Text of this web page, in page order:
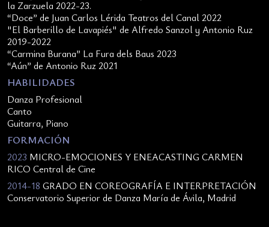
la Zarzuela 2022-23.
“Doce” de Juan Carlos Lérida Teatros del Canal 2022
"El Barberillo de Lavapiés" de Alfredo Sanzol y Antonio Ruz
2019-2022
“Carmina Burana” La Fura dels Baus 2023
“Aún” de Antonio Ruz 2021
HABILIDADES
Danza Profesional
Canto
Guitarra, Piano
FORMACIÓN
2023 MICRO-EMOCIONES Y ENEACASTING CARMEN
RICO Central de Cine
2014-18 GRADO EN COREOGRAFÍA E INTERPRETACIÓN
Conservatorio Superior de Danza María de Ávila, Madrid